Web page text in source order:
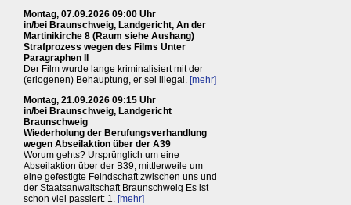
Montag, 07.09.2026 09:00 Uhr
in/bei Braunschweig, Landgericht, An der
Martinikirche 8 (Raum siehe Aushang)
Strafprozess wegen des Films Unter
Paragraphen II
Der Film wurde lange kriminalisiert mit der
(erlogenen) Behauptung, er sei illegal. [mehr]
Montag, 21.09.2026 09:15 Uhr
in/bei Braunschweig, Landgericht
Braunschweig
Wiederholung der Berufungsverhandlung
wegen Abseilaktion über der A39
Worum gehts? Ursprünglich um eine
Abseilaktion über der B39, mittlerweile um
eine gefestigte Feindschaft zwischen uns und
der Staatsanwaltschaft Braunschweig Es ist
schon viel passiert: 1. [mehr]